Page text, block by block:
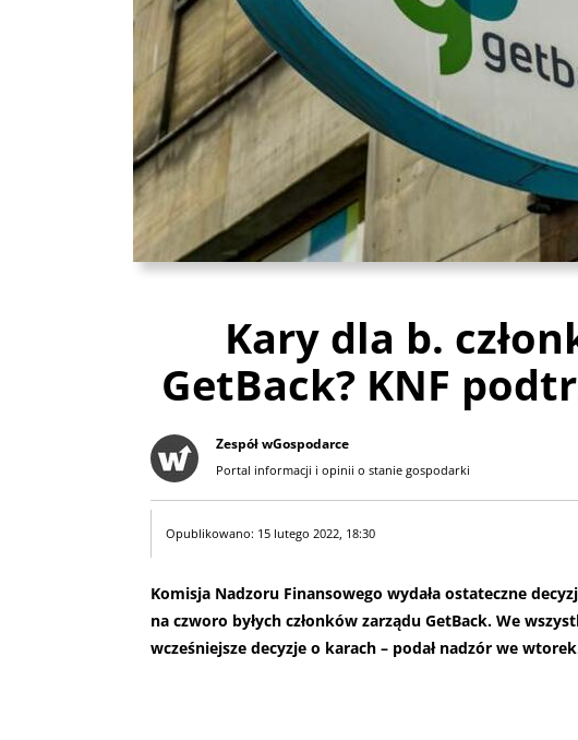
Kary dla b.
GetBack? KNF
Zespół wGospodarce
Portal informacji i opinii o stanie gospodarki
Opublikowano: 15 lutego 2022, 18:30
Komisja Nadzoru Finansowego wydała ostateczne
na czworo byłych członków zarządu GetBack. We
wcześniejsze decyzje o karach – podał nadzór we